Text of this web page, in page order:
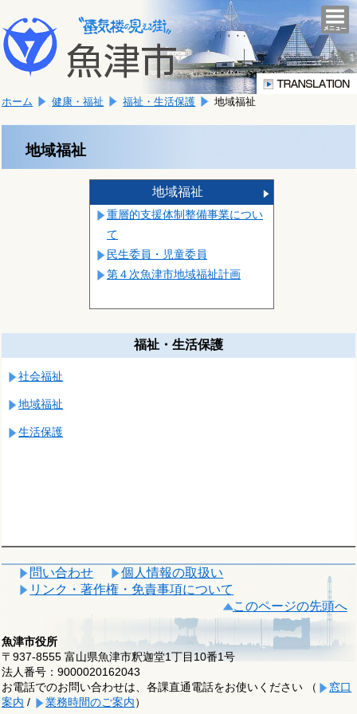
文
へ
移
ま
す。
こ
か
文
ホーム 健康・福祉 福祉・生活保護 地域福祉
地域福祉
地域福祉
重層的支援体制整備事業につい
て
民生委員・児童委員
第４次魚津市地域福祉計画
福祉・生活保護
社会福祉
地域福祉
生活保護
問い合わせ
個人情報の取扱い
リンク・著作権・免責事項について
このページの先頭へ
魚津市役所
〒937-8555 富山県魚津市釈迦堂1丁目10番1号
法人番号：9000020162043
お電話でのお問い合わせは、各課直通電話をお使いください （
窓口
案内 / 業務時間のご案内）